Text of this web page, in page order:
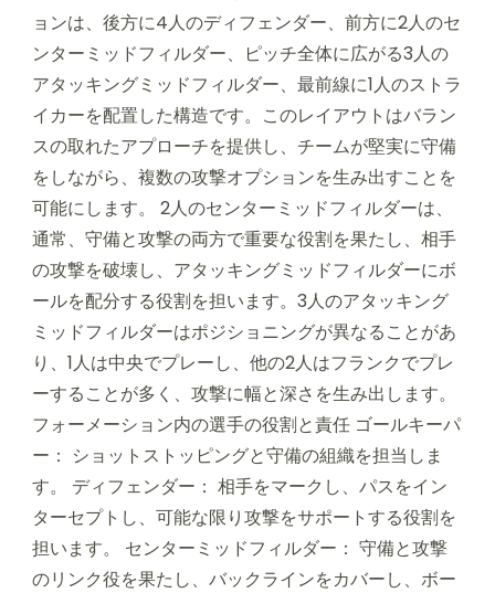
ョンは、後方に4人のディフェンダー、前方に2人のセ
ンターミッドフィルダー、ピッチ全体に広がる3人の
アタッキングミッドフィルダー、最前線に1人のストラ
イカーを配置した構造です。このレイアウトはバラン
スの取れたアプローチを提供し、チームが堅実に守備
をしながら、複数の攻撃オプションを生み出すことを
可能にします。 2人のセンターミッドフィルダーは、
通常、守備と攻撃の両方で重要な役割を果たし、相手
の攻撃を破壊し、アタッキングミッドフィルダーにボ
ールを配分する役割を担います。3人のアタッキング
ミッドフィルダーはポジショニングが異なることがあ
り、1人は中央でプレーし、他の2人はフランクでプレ
ーすることが多く、攻撃に幅と深さを生み出します。
フォーメーション内の選手の役割と責任 ゴールキーパ
ー： ショットストッピングと守備の組織を担当しま
す。 ディフェンダー： 相手をマークし、パスをイン
ターセプトし、可能な限り攻撃をサポートする役割を
担います。 センターミッドフィルダー： 守備と攻撃
のリンク役を果たし、バックラインをカバーし、ボー